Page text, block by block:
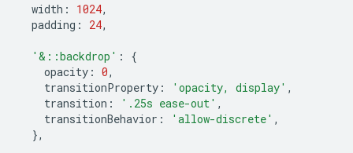
width : 1024,
padding : 24,
'&::backdrop' :
{
opacity : 0,
transitionProperty : 'opacity, display' ,
transition : '.25s ease-out' ,
transitionBehavior : 'allow-discrete' ,
},